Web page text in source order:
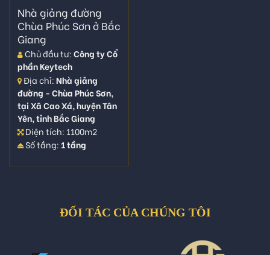
Nhà giảng đường
Chùa Phúc Sơn ở Bắc
Giang
Chủ đầu tư: Công ty Cổ
phần Keytech
Địa chỉ: Nhà giảng
đường - Chùa Phúc Sơn,
tại Xã Cao Xá, huyện Tân
Yên, tỉnh Bắc Giang
Diện tích: 1100m2
Số tầng: 1 tầng
ĐỐI TÁC CỦA CHÚNG TÔI